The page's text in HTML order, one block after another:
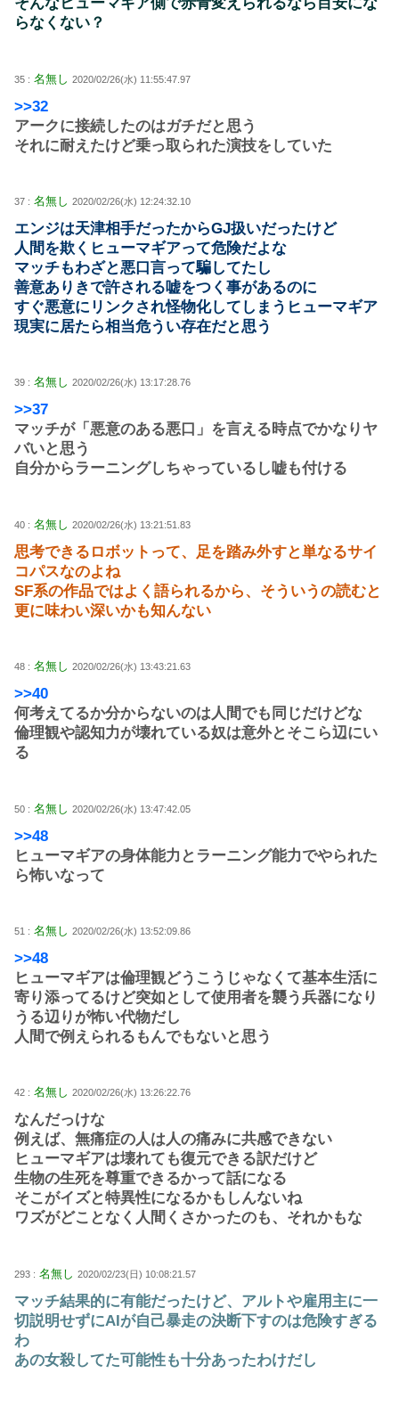
らなくない？
35 : 名無し 2020/02/26(水) 11:55:47.97
>>32
アークに接続したのはガチだと思う
それに耐えたけど乗っ取られた演技をしていた
37 : 名無し 2020/02/26(水) 12:24:32.10
エンジは天津相手だったからGJ扱いだったけど
人間を欺くヒューマギアって危険だよな
マッチもわざと悪口言って騙してたし
善意ありきで許される嘘をつく事があるのに
すぐ悪意にリンクされ怪物化してしまうヒューマギア
現実に居たら相当危うい存在だと思う
39 : 名無し 2020/02/26(水) 13:17:28.76
>>37
マッチが「悪意のある悪口」を言える時点でかなりヤ
バいと思う
自分からラーニングしちゃっているし嘘も付ける
40 : 名無し 2020/02/26(水) 13:21:51.83
思考できるロボットって、足を踏み外すと単なるサイ
コパスなのよね
SF系の作品ではよく語られるから、そういうの読むと
更に味わい深いかも知んない
48 : 名無し 2020/02/26(水) 13:43:21.63
>>40
何考えてるか分からないのは人間でも同じだけどな
倫理観や認知力が壊れている奴は意外とそこら辺にい
る
50 : 名無し 2020/02/26(水) 13:47:42.05
>>48
ヒューマギアの身体能力とラーニング能力でやられた
ら怖いなって
51 : 名無し 2020/02/26(水) 13:52:09.86
>>48
ヒューマギアは倫理観どうこうじゃなくて基本生活に
寄り添ってるけど突如として使用者を襲う兵器になり
うる辺りが怖い代物だし
人間で例えられるもんでもないと思う
42 : 名無し 2020/02/26(水) 13:26:22.76
なんだっけな
例えば、無痛症の人は人の痛みに共感できない
ヒューマギアは壊れても復元できる訳だけど
生物の生死を尊重できるかって話になる
そこがイズと特異性になるかもしんないね
ワズがどことなく人間くさかったのも、それかもな
293 : 名無し 2020/02/23(日) 10:08:21.57
マッチ結果的に有能だったけど、アルトや雇用主に一
切説明せずにAIが自己暴走の決断下すのは危険すぎる
わ
あの女殺してた可能性も十分あったわけだし